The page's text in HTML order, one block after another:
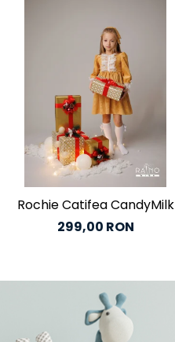
Rochie Catifea CandyMilk
299,00 RON